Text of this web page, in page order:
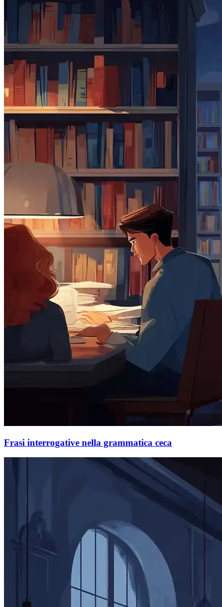
Frasi interrogative nella grammatica ceca